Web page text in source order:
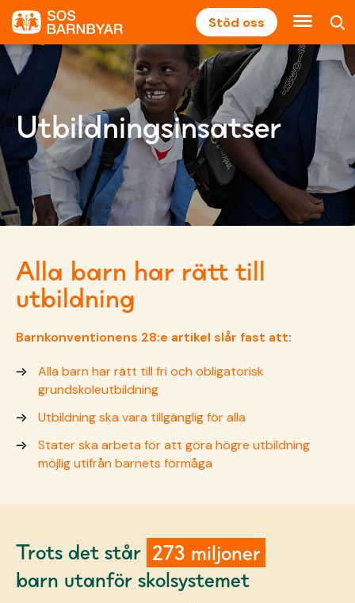
Stöd oss
Utbildningsinsatser
Alla barn har rätt till
utbildning
Barnkonventionens 28:e artikel slår fast att:
Alla barn har rätt till fri och obligatorisk
grundskoleutbildning
Utbildning ska vara tillgänglig för alla
Stater ska arbeta för att göra högre utbildning
möjlig utifrån barnets förmåga
Trots det står 273 miljoner
barn utanför skolsystemet